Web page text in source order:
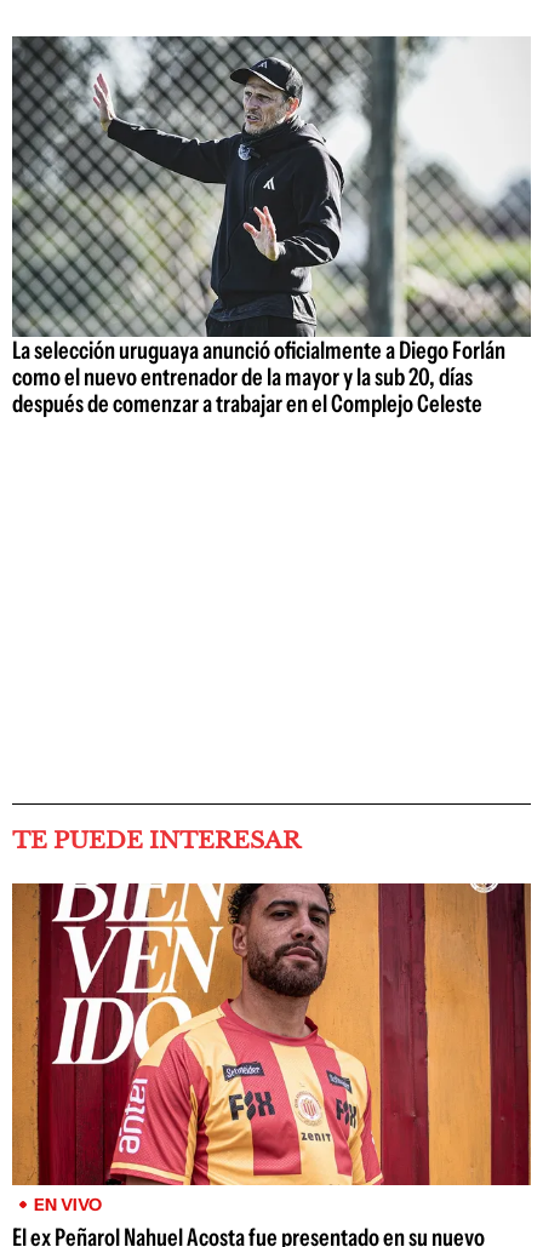
La selección uruguaya anunció oficialmente a Diego Forlán
como el nuevo entrenador de la mayor y la sub 20, días
después de comenzar a trabajar en el Complejo Celeste
TE PUEDE INTERESAR
EN VIVO
El ex Peñarol Nahuel Acosta fue presentado en su nuevo